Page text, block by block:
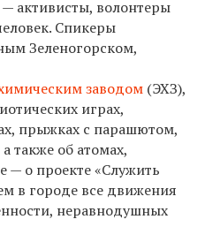
активисты, волонтеры
Спикеры
Зеленогорском,
заводом (ЭХЗ),
играх,
прыжках с парашютом,
также об атомах,
— о проекте «Служить
в городе все движения
неравнодушных